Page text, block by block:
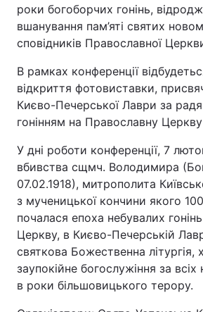
роки богоборчих гонінь,
вшанування пам’яті святих
сповідників Православної
В рамках конференції
відкриття фотовиставки,
Києво-Печерської Лаври за
гонінням на Православну
У дні роботи конференції, 7
вбивства сщмч. Володимира
07.02.1918), митрополита
з мученицької кончини якого
почалася епоха небувалих
Церкву, в Києво-Печерській
святкова Божественна літургія,
заупокійне богослужіння за всіх
в роки більшовицького терору.